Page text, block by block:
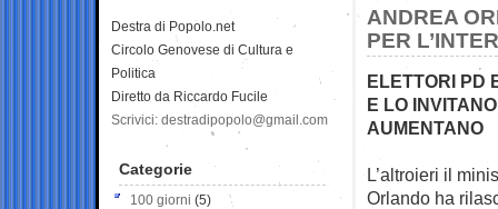
ANDREA
PER
ELETTORI PD
E LO
AUMENTANO
L’altroieri il
Orlando ha
Destra di Popolo.net
Circolo Genovese di Cultura e
Politica
Diretto da Riccardo Fucile
Scrivici: destradipopolo@gmail.com
Categorie
100 giorni (5)